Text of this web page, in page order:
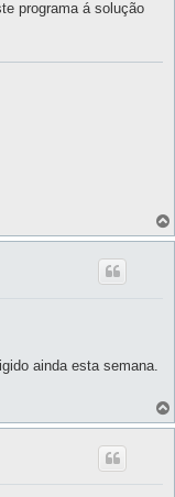
programa á solução
ainda esta semana.